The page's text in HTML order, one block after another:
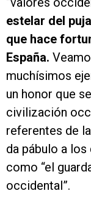
estelar del
que hace
España.
muchísimos
un honor que
civilización
referentes de la
da pábulo a
como “el
occidental”.